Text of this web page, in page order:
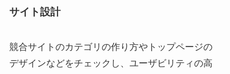
サイト設計
競合サイトのカテゴリの作り方やトップページの
デザインなどをチェックし、ユーザビリティの高